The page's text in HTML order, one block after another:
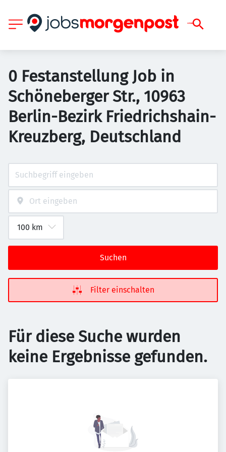
0 Festanstellung Job in
Schöneberger Str., 10963
Berlin-Bezirk Friedrichshain-
Kreuzberg, Deutschland
Suchen
Filter einschalten
Für diese Suche wurden
keine Ergebnisse gefunden.